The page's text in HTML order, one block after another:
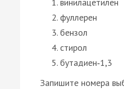
фуллерен
бензол
стирол
бутадиен‑1,3
Запишите номера